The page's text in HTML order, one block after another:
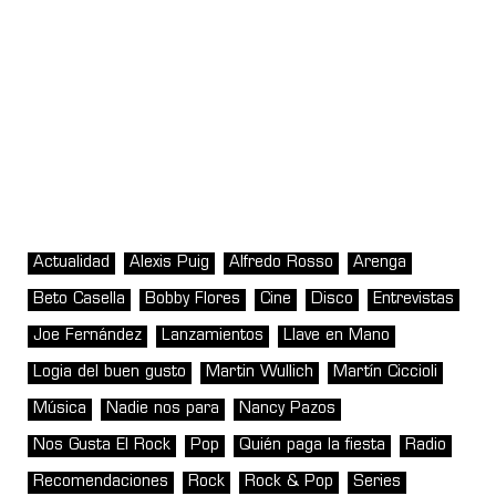
Actualidad Alexis Puig Alfredo Rosso Arenga
Beto Casella Bobby Flores Cine Disco Entrevistas
Joe Fernández Lanzamientos Llave en Mano
Logia del buen gusto Martin Wullich Martín Ciccioli
Música Nadie nos para Nancy Pazos
Nos Gusta El Rock Pop Quién paga la fiesta Radio
Recomendaciones Rock Rock & Pop Series